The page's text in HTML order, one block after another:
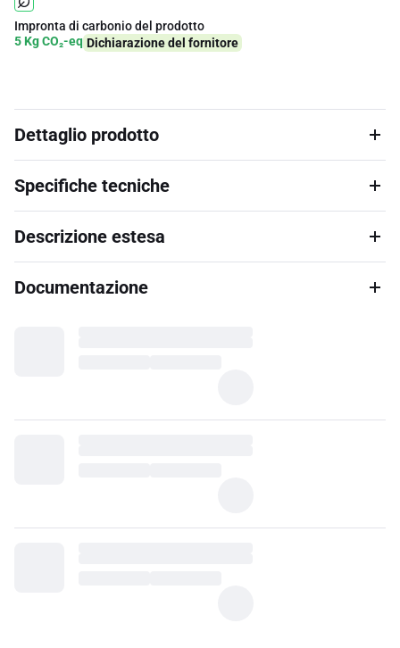
Impronta di carbonio del prodotto
5 Kg CO₂-eq Dichiarazione del fornitore
Dettaglio prodotto
Specifiche tecniche
Descrizione estesa
Documentazione